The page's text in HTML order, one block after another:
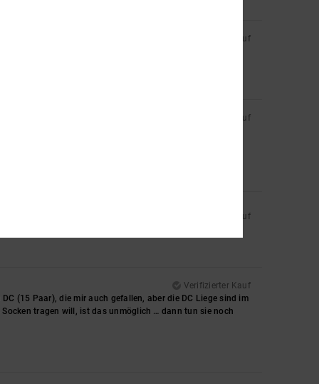
Verifizierter Kauf
Verifizierter Kauf
Verifizierter Kauf
Verifizierter Kauf
(15 Paar), die mir auch gefallen, aber die DC Liege sind im
tragen will, ist das unmöglich … dann tun sie noch